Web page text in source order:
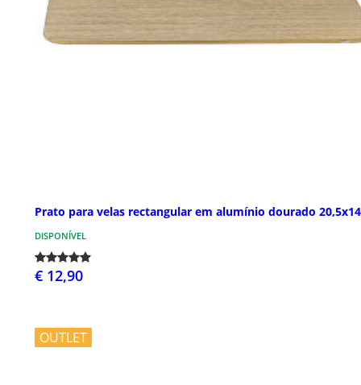
Prato para velas rectangular em alumínio dourado
DISPONÍVEL
€ 12,90
OUTLET